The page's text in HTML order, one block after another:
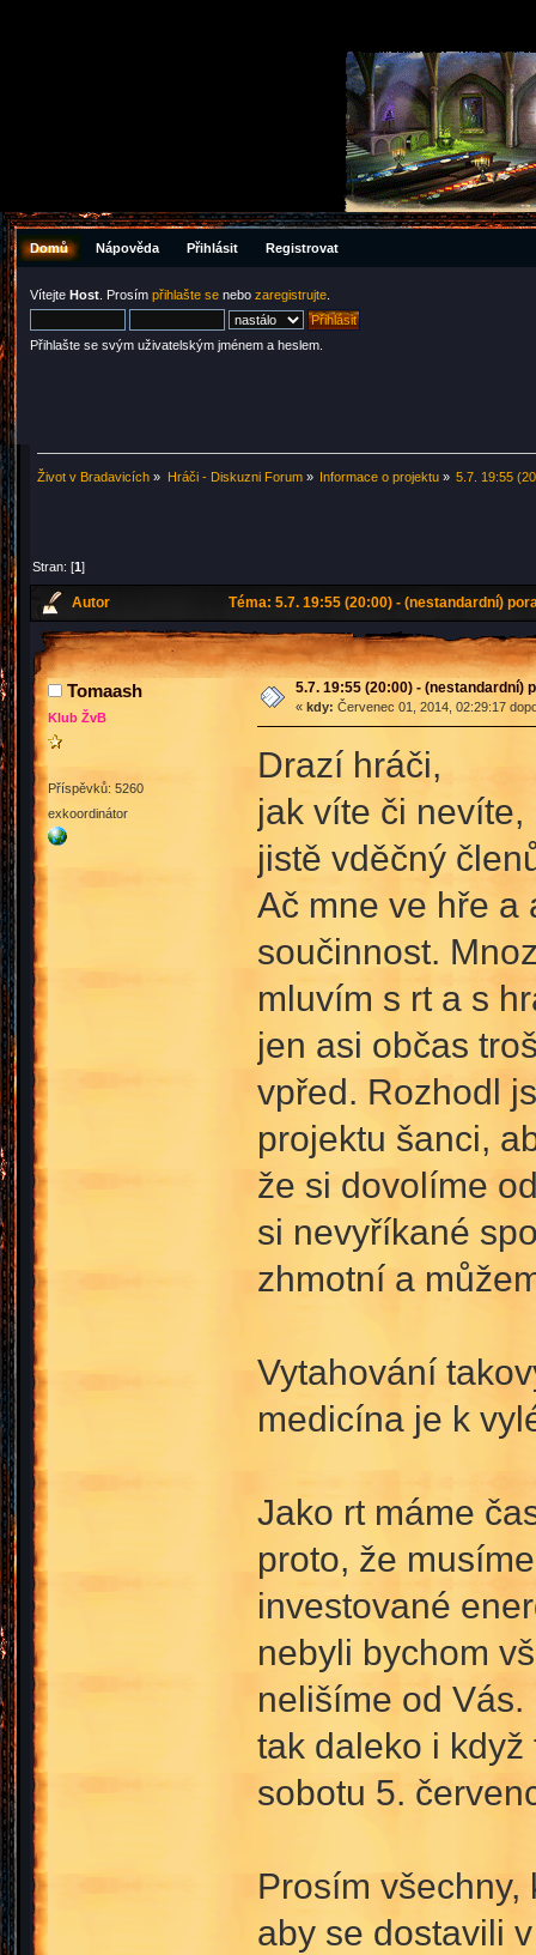
Domů Nápověda Přihlásit Registrovat
Vítejte Host . Prosím přihlašte se nebo zaregistrujte
Přihlašte se svým uživatelským jménem a heslem.
Život v Bradavicích » Hráči - Diskuzni Forum» Informace o projektu» 5.7. 19:55
Stran: [1]
Autor Téma: 5.7. 19:55 (20:00) - (nestandardní)
Tomaash
Klub ŽvB
Příspěvků: 5260
exkoordinátor
5.7. 19:55 (20:00) - (nestandardní)
« kdy: Červenec 01, 2014, 02:29:17
Drazí hráči,
jak víte či
jistě vděčný
Ač mne ve hře a
součinnost.
mluvím s rt a s
jen asi občas
vpřed. Rozhodl
projektu šanci,
že si dovolíme
si nevyříkané
zhmotní a
Vytahování
medicína je k
Jako rt máme
proto, že
investované
nebyli bychom
nelišíme od
tak daleko i
sobotu 5.
Prosím
aby se dostavili